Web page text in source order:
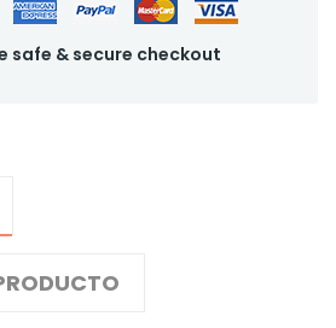
safe & secure checkout